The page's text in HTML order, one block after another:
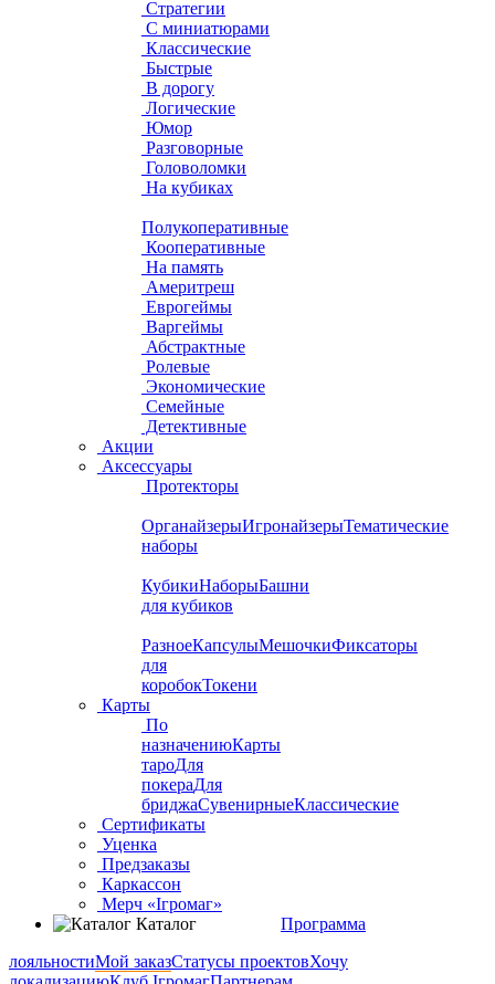
Стратегии
С миниатюрами
Классические
Быстрые
В дорогу
Логические
Юмор
Разговорные
Головоломки
На кубиках
Полукоперативные
Кооперативные
На память
Америтреш
Еврогеймы
Варгеймы
Абстрактные
Ролевые
Экономические
Семейные
Детективные
Акции
Аксессуары
Протекторы
ОрганайзерыИгронайзерыТематические
наборы
КубикиНаборыБашни
для кубиков
РазноеКапсулыМешочкиФиксаторы
для
коробокТокени
Карты
По
назначениюКарты
тароДля
покераДля
бриджаСувенирныеКлассические
Сертификаты
Уценка
Предзаказы
Каркассон
Мерч «Ігромаг»
Каталог
Программа
лояльностиМой заказСтатусы проектовХочу